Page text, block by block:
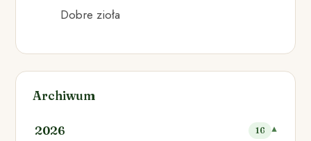
Dobre zioła
Archiwum
2026 16